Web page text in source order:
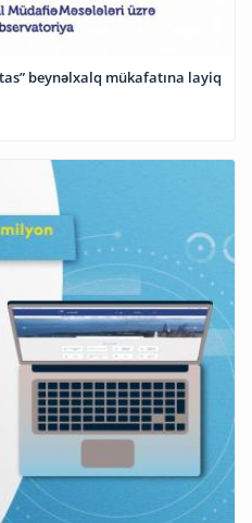
beynəlxalq mükafatına layiq